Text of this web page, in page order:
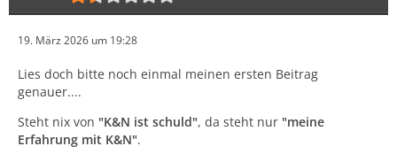
19. März 2026 um 19:28
Lies doch bitte noch einmal meinen ersten Beitrag
genauer....
Steht nix von "K&N ist schuld", da steht nur "meine
Erfahrung mit K&N".